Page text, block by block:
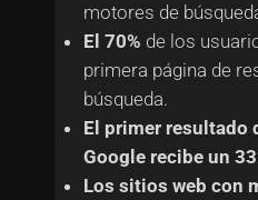
motores de
El 70% de los
primera página de
búsqueda.
El primer resultado
Google recibe un
Los sitios web con